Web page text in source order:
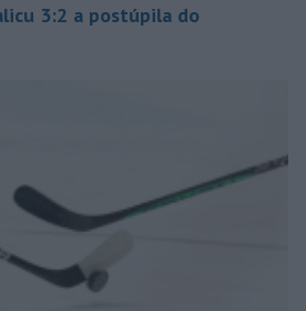
3:2 a postúpila do